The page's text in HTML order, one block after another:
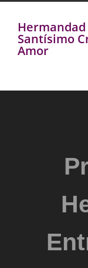
Hermandad
Santísimo
Amor